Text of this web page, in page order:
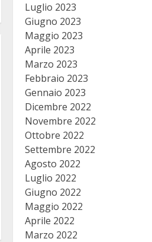
Luglio 2023
Giugno 2023
Maggio 2023
Aprile 2023
Marzo 2023
Febbraio 2023
Gennaio 2023
Dicembre 2022
Novembre 2022
Ottobre 2022
Settembre 2022
Agosto 2022
Luglio 2022
Giugno 2022
Maggio 2022
Aprile 2022
Marzo 2022